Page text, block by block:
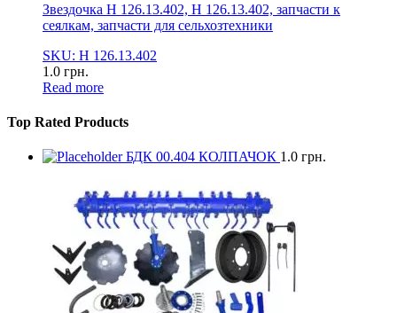
Звездочка Н 126.13.402, Н 126.13.402, запчасти к
сеялкам, запчасти для сельхозтехники
SKU: Н 126.13.402
1.0 грн.
Read more
Top Rated Products
БДК 00.404 КОЛПАЧОК 1.0 грн.